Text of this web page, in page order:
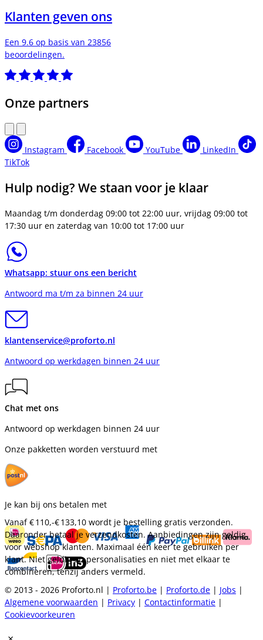
Klanten geven ons
Een 9.6 op basis van 23856
beoordelingen.
Onze partners
Instagram Facebook YouTube
LinkedIn
TikTok
Hulp nodig? We staan voor je klaar
Maandag t/m donderdag 09:00 tot 22:00 uur, vrijdag 09:00 tot
17:30 uur en zaterdag van 10:00 tot 17:00 uur
Whatsapp: stuur ons een bericht
Antwoord ma t/m za binnen 24 uur
klantenservice@proforto.nl
Antwoord op werkdagen binnen 24 uur
Chat met ons
Antwoord op werkdagen binnen 24 uur
Onze pakketten worden verstuurd met
Je kan bij ons betalen met
Vanaf€ 110,-€ 133,10 wordt je bestelling gratis verzonden.
Daaronder betaal je verzendkosten. Aanbiedingen zijn geldig
voor webshop klanten. Maximaal één keer te gebruiken per
klant. Niet geldig op personalisaties en niet met elkaar te
combineren, tenzij anders vermeld.
© 2013 - 2026 Proforto.nl | Proforto.be | Proforto.de | Jobs |
Algemene voorwaarden | Privacy | Contactinformatie |
Cookievoorkeuren